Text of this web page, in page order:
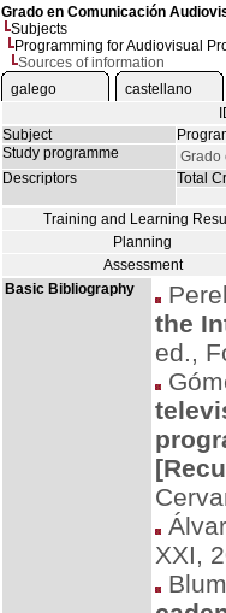
Grado en Comunicación
Subjects
Programming for Audiovisual
Sources of information
galego
castellano
Subject
Study programme
Grado
Descriptors
Total
Training and Learning
Planning
Assessment
Basic Bibliography
the
ed.,
XXI,